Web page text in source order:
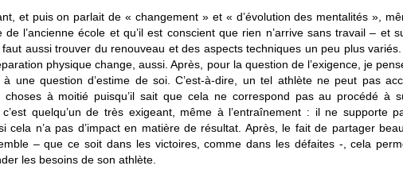
et puis on parlait de « changement » et « d’évolution des mentalités »,
de l’ancienne école et qu’il est conscient que rien n’arrive sans travail – et
aussi trouver du renouveau et des aspects techniques un peu plus variés.
physique change, aussi. Après, pour la question de l’exigence, je
à une question d’estime de soi. C’est-à-dire, un tel athlète ne peut pas
choses à moitié puisqu’il sait que cela ne correspond pas au procédé à
c’est quelqu’un de très exigeant, même à l’entraînement : il ne supporte
cela n’a pas d’impact en matière de résultat. Après, le fait de partager
– que ce soit dans les victoires, comme dans les défaites -, cela
les besoins de son athlète.